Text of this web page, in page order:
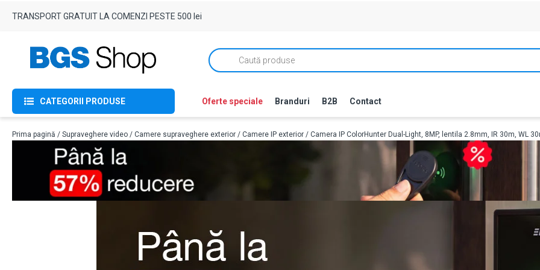
TRANSPORT GRATUIT LA COMENZI PESTE 500 lei
Products
search
CATEGORII PRODUSE Oferte speciale Branduri B2B Contact
Prima pagină / Supraveghere video / Camere supraveghere exterior / Camere IP exterior / Camera IP ColorHunter Dual-Light, 8MP, lentila 2.8mm, IR 30m, WL